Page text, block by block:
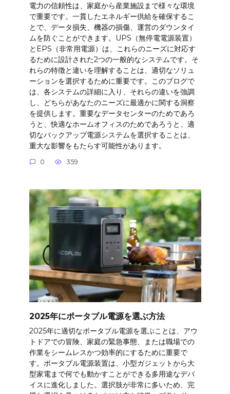
電力の信頼性は、家庭から産業施設まで様々な環境
で重要です。一貫したエネルギー供給を確保するこ
とで、データ損失、機器の損傷、運営のダウンタイ
ムを防ぐことができます。UPS（無停電電源装置）
とEPS（非常用電源）は、これらのニーズに対応す
るために設計された2つの一般的なシステムです。そ
れらの特徴と違いを理解することは、適切なソリュ
ーションを選択するために重要です。このブログで
は、各システムの詳細に入り、それらの違いを強調
し、どちらがあなたのニーズに最適かに関する洞察
を提供します。重要なデータセンターのためであろ
うと、快適なホームオフィスのためであろうと、適
切なバックアップ電源システムを選択することは、
重大な影響をもたらす可能性があります。
0 359
2025年にポータブル電源を選ぶ方法
2025年に適切なポータブル電源を選ぶことは、アウ
トドアでの冒険、家庭の緊急事態、または職場での
作業をシームレスかつ効率的にするために重要で
す。ポータブル電源装置は、小型ガジェットから大
型家電まで何でも動かすことができる多用途なデバ
イスに進化しました。選択肢が非常に多いため、完